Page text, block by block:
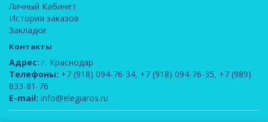
Личный Кабинет
История заказов
Закладки
Контакты
Адрес: г. Краснодар
Телефоны: +7 (918) 094-76-34, +7 (918) 094-76-35, +7 (989)
833-81-76
E-mail: info@elegiaros.ru